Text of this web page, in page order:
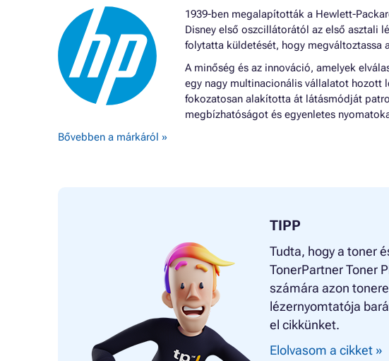
1939-ben megalapították a Hewlett-
Disney első oszcillátorától az első asztali
folytatta küldetését, hogy megváltoztassa
A minőség és az innováció, amelyek
egy nagy multinacionális vállalatot hozott
fokozatosan alakította át látásmódját
megbízhatóságot és egyenletes
Bővebben a márkáról »
TIPP
Tudta, hogy a toner
TonerPartner Toner
számára azon
lézernyomtatója
el cikkünket.
Elolvasom a cikket »